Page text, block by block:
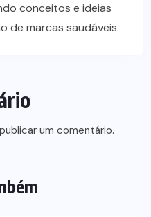
conceitos e ideias
de marcas saudáveis.
um comentário.